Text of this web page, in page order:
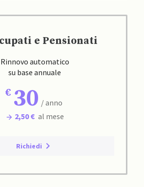
e Pensionati
Rinnovo automatico
su base annuale
30 / anno
2,50 € al mese
Richiedi